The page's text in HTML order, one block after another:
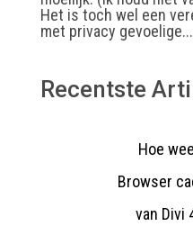
Het is toch wel een
met privacy gevoelige...
Recentste
Hoe
Browser
van Divi